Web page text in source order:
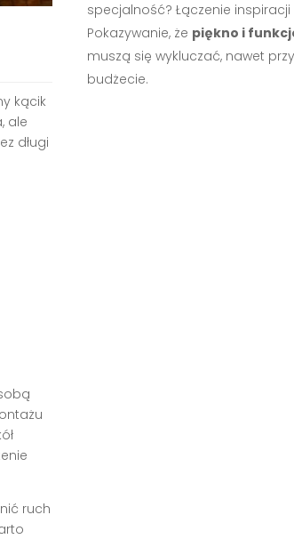
kącik
ale
długi
ruch
specjalność? Łączenie inspiracji
Pokazywanie, że piękno i
muszą się wykluczać, nawet
budżecie.